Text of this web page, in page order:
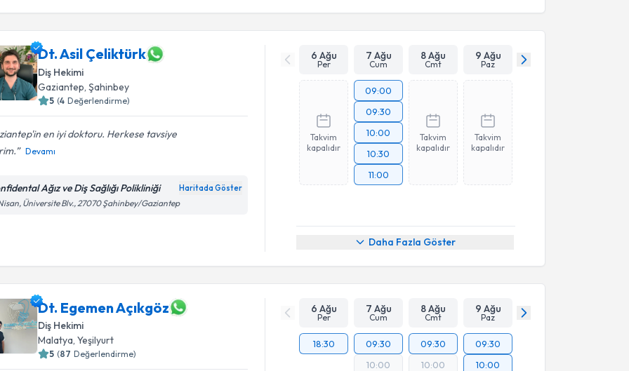
Dt. Asil Çeliktürk
Diş Hekimi
Gaziantep ,Şahinbey
5 (4 Değerlendirme)
en iyi doktoru. Herkese tavsiye
Devamı
Ağız ve Diş Sağlığı Polikliniği Haritada Göster
Üniversite Blv., 27070 Şahinbey/Gaziantep
6 Ağu
Per
7 Ağu
Cum
8 Ağu
Cmt
9 Ağu
Paz
Takvim
kapalıdır
09:00
09:30
10:00
10:30
11:00
Takvim
kapalıdır
Takvim
kapalıdır
Daha Fazla Göster
Dt. Egemen Açıkgöz
Diş Hekimi
Malatya,Yeşilyurt
5 (87 Değerlendirme)
6 Ağu
Per
7 Ağu
Cum
8 Ağu
Cmt
9 Ağu
Paz
18:30
09:30
10:00
09:30
10:00
09:30
10:00